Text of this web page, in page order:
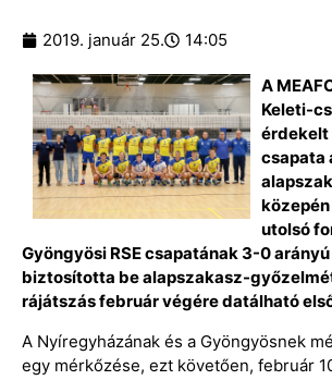
2019. január 25. 14:05
A
Keleti-
érdekelt
csapata
utolsó
Gyöngyösi RSE csapatának 3-0
biztosította be alapszakasz-
rájátszás február végére datálható
A Nyíregyházának és a Gyöngyösnek
egy mérkőzése, ezt követően, február